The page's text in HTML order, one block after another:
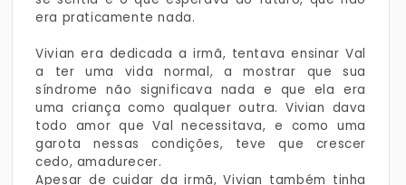
era praticamente nada.
Vivian era dedicada a irmã, tentava ensinar Val
a ter uma vida normal, a mostrar que sua
síndrome não significava nada e que ela era
uma criança como qualquer outra. Vivian dava
todo amor que Val necessitava, e como uma
garota nessas condições, teve que crescer
cedo, amadurecer.
Apesar de cuidar da irmã, Vivian também tinha